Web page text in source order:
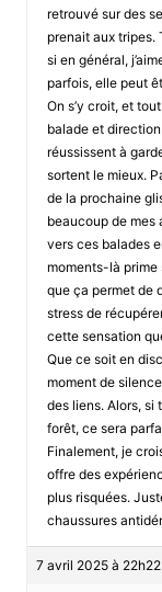
retrouvé sur des
prenait aux tripes.
si en général,
parfois, elle peut
On s’y croit, et
balade et
réussissent à
sortent le mieux.
de la prochaine
beaucoup de mes
vers ces balades
moments-là prime
que ça permet de
stress de
cette sensation
Que ce soit en
moment de
des liens. Alors, si
forêt, ce sera
Finalement, je
offre des
plus risquées.
chaussures
7 avril 2025 à 22h22